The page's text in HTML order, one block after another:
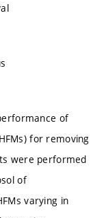
of
for removing
were performed
of
varying in